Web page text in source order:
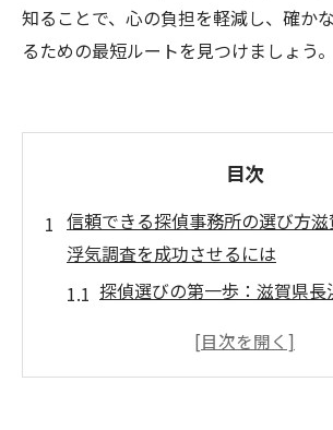
知ることで、心の負担を軽減し、確か
るための最短ルートを見つけましょう。
目次
信頼できる探偵事務所の選び方
浮気調査を成功させるには
探偵選びの第一歩：滋賀県長
探偵事務所の実績と信頼性を